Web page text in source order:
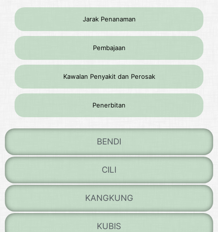
BENDI
CILI
KANGKUNG
KUBIS
Jarak Penanaman
Pembajaan
Kawalan Penyakit dan Perosak
Penerbitan